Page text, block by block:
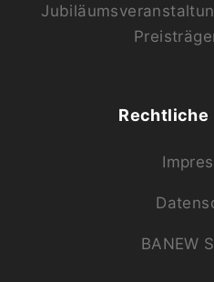
Rechtliche
BANEW